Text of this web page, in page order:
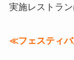
実施レストラン
≪フェスティ